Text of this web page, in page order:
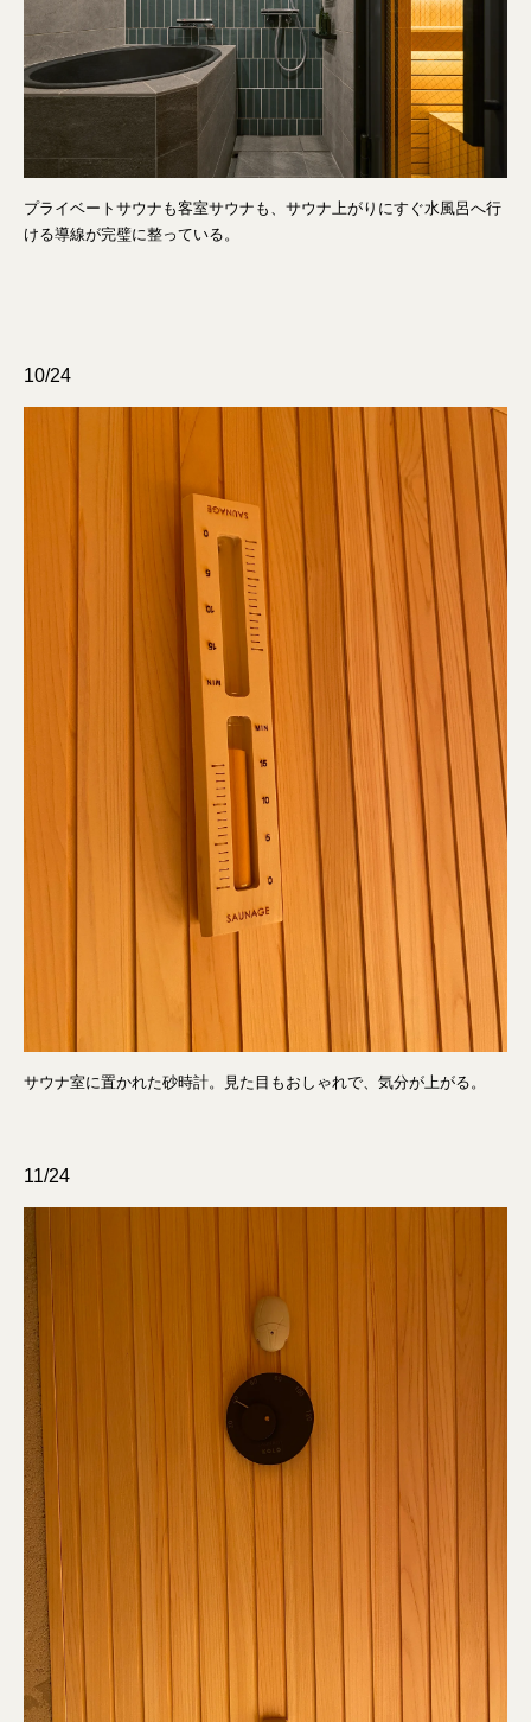
プライベートサウナも客室サウナも、サウナ上がりにすぐ水風呂へ行
ける導線が完璧に整っている。
10/24
サウナ室に置かれた砂時計。見た目もおしゃれで、気分が上がる。
11/24